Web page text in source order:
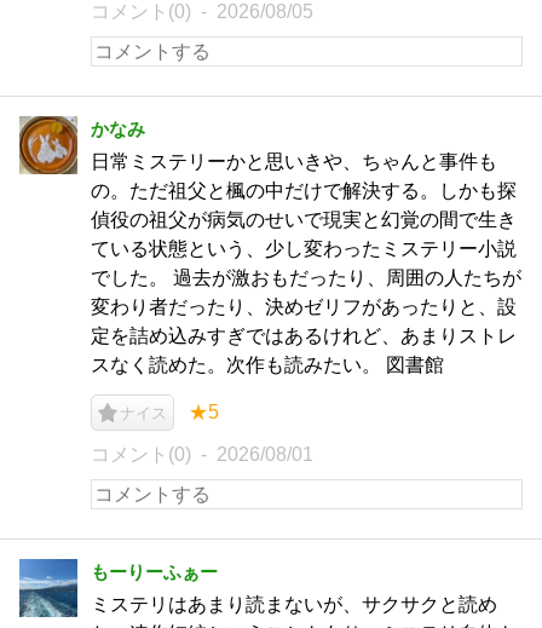
コメント(0) 2026/08/05
かなみ
日常ミステリーかと思いきや、ちゃんと事件も
の。ただ祖父と楓の中だけで解決する。しかも探
偵役の祖父が病気のせいで現実と幻覚の間で生き
ている状態という、少し変わったミステリー小説
でした。 過去が激おもだったり、周囲の人たちが
変わり者だったり、決めゼリフがあったりと、設
定を詰め込みすぎではあるけれど、あまりストレ
スなく読めた。次作も読みたい。 図書館
ナイス ★5
コメント(0) 2026/08/01
もーりーふぁー
ミステリはあまり読まないが、サクサクと読め